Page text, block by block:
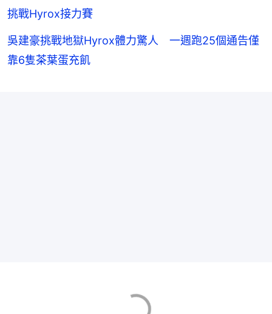
挑戰Hyrox接力賽
吳建豪挑戰地獄Hyrox體力驚人 一週跑25個通告僅
靠6隻茶葉蛋充飢